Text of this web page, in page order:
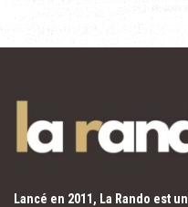
Lancé en 2011, La Rando est